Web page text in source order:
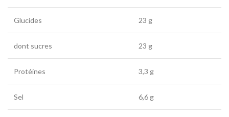
Glucides 23 g
dont sucres 23 g
Protéines 3,3 g
Sel 6,6 g